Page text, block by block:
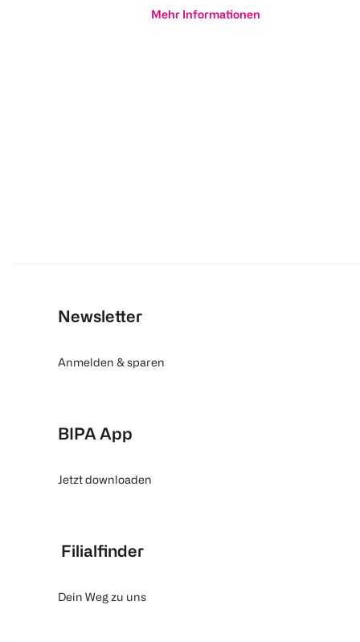
Mehr Informationen
Newsletter
Anmelden & sparen
BIPA App
Jetzt downloaden
Filialfinder
Dein Weg zu uns